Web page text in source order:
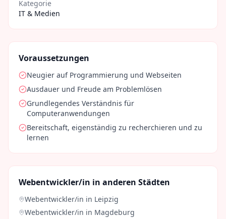
Kategorie
IT & Medien
Voraussetzungen
Neugier auf Programmierung und Webseiten
Ausdauer und Freude am Problemlösen
Grundlegendes Verständnis für
Computeranwendungen
Bereitschaft, eigenständig zu recherchieren und zu
lernen
Webentwickler/in in anderen Städten
Webentwickler/in in Leipzig
Webentwickler/in in Magdeburg